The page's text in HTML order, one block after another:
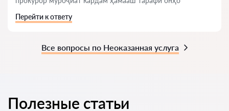
Перейти к ответу
Все вопросы по Неоказанная услуга
Полезные статьи